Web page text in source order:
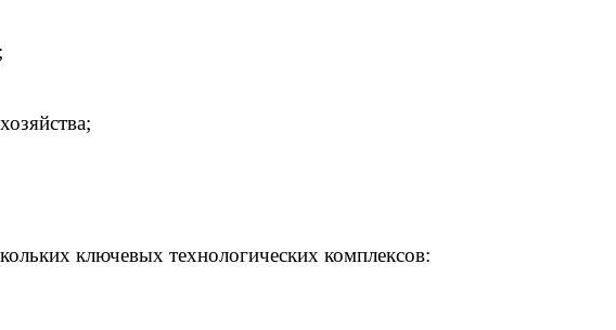
ключевых технологических комплексов: